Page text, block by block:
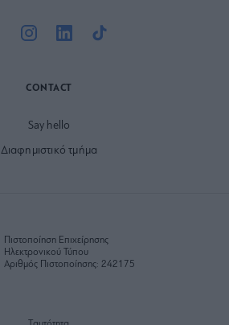
CONTACT
Say hello
Διαφημιστικό τμήμα
Πιστοποίηση Επιχείρησης
Ηλεκτρονικού Τύπου
Αριθμός Πιστοποίησης: 242175